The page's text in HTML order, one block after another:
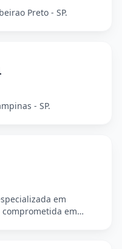
Preto - SP.
- SP.
em
em